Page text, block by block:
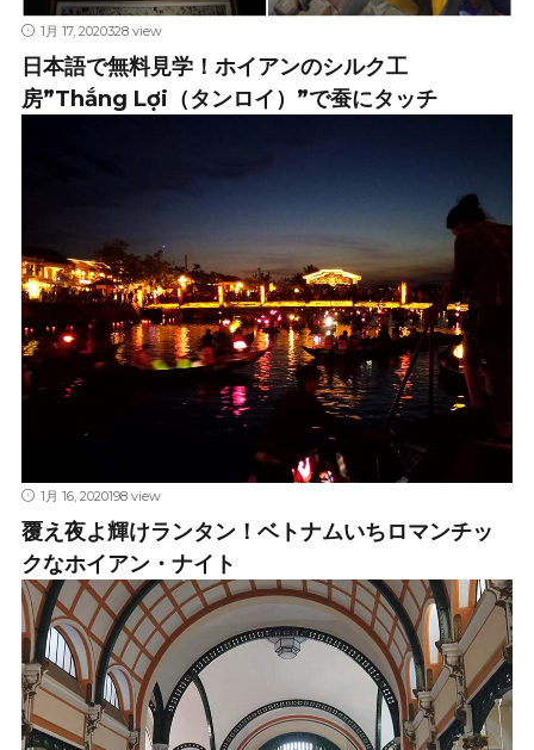
1月 17, 2020328 view
日本語で無料見学！ホイアンのシルク工
房”Thắng Lợi（タンロイ）”で蚕にタッチ
1月 16, 2020198 view
覆え夜よ輝けランタン！ベトナムいちロマンチッ
クなホイアン・ナイト